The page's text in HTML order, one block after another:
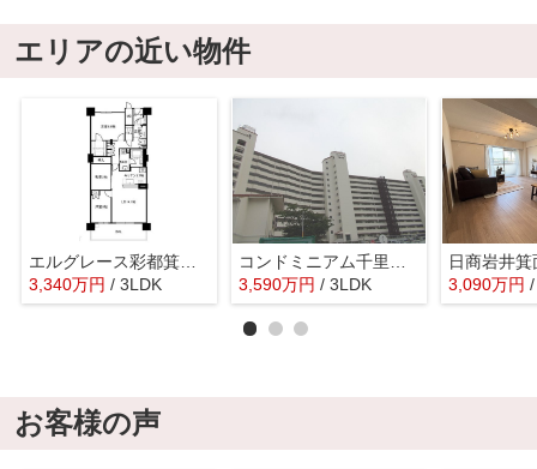
エリアの近い物件
エルグレース彩都箕面D棟
3,340万円 / 3LDK
3,590万円 / 3LDK
日商岩井
3,090万円
お客様の声